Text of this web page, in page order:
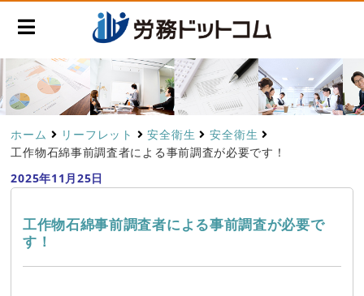
ホーム リーフレット 安全衛生
安全衛生
工作物石綿事前調査者による事前調査が必要です！
2025年11月25日
工作物石綿事前調査者による事前調査が必要で
す！